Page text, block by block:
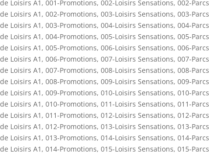
de Loisirs A1 , 001-Promotions, 002-Loisirs Sensations, 002-Parcs
de Loisirs A1 , 002-Promotions, 003-Loisirs Sensations, 003-Parcs
de Loisirs A1 , 003-Promotions, 004-Loisirs Sensations, 004-Parcs
de Loisirs A1 , 004-Promotions, 005-Loisirs Sensations, 005-Parcs
de Loisirs A1 , 005-Promotions, 006-Loisirs Sensations, 006-Parcs
de Loisirs A1 , 006-Promotions, 007-Loisirs Sensations, 007-Parcs
de Loisirs A1 , 007-Promotions, 008-Loisirs Sensations, 008-Parcs
de Loisirs A1 , 008-Promotions, 009-Loisirs Sensations, 009-Parcs
de Loisirs A1 , 009-Promotions, 010-Loisirs Sensations, 010-Parcs
de Loisirs A1 , 010-Promotions, 011-Loisirs Sensations, 011-Parcs
de Loisirs A1 , 011-Promotions, 012-Loisirs Sensations, 012-Parcs
de Loisirs A1 , 012-Promotions, 013-Loisirs Sensations, 013-Parcs
de Loisirs A1 , 013-Promotions, 014-Loisirs Sensations, 014-Parcs
de Loisirs A1 , 014-Promotions, 015-Loisirs Sensations, 015-Parcs